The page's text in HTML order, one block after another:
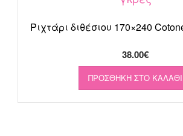
Ριχτάρι διθέσιου 170×240
38.00€
ΠΡΟΣΘΉΚΗ ΣΤΟ ΚΑΛΆΘΙ